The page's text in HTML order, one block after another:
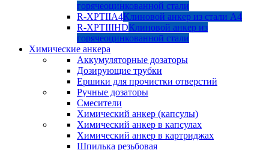
горячеоцинкованной стали
R-XPTIIA4Клиновой анкер из стали А4
R-XPTIIIHDКлиновой анкер из
горячеоцинкованной стали
Химические анкера
Аккумуляторные дозаторы
Дозирующие трубки
Ершики для прочистки отверстий
Ручные дозаторы
Смесители
Химический анкер (капсулы)
Химический анкер в капсулах
Химический анкер в картриджах
Шпилька резьбовая